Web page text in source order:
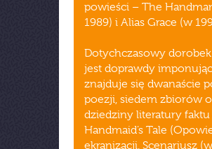
powieści – The
1989) i Alias Grace (w
Dotychczasowy
jest doprawdy
znajduje się dwanaście
poezji, siedem zbiorów
dziedziny literatury
Handmaid’s Tale
ekranizacji. Scenariusz